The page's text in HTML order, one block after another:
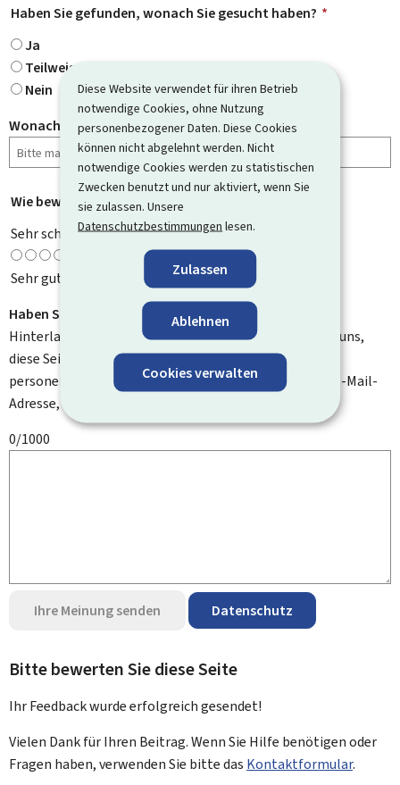
Diese Website verwendet für ihren Betrieb
notwendige Cookies, ohne Nutzung
personenbezogener Daten. Diese Cookies
können nicht abgelehnt werden. Nicht
notwendige Cookies werden zu statistischen
Zwecken benutzt und nur aktiviert, wenn Sie
sie zulassen. Unsere
Datenschutzbestimmungen lesen.
Zulassen
Ablehnen
Cookies verwalten
Haben Sie gefunden, wonach Sie gesucht haben? *
Ja
Teilweise
Nein
Wonach haben Sie gesucht?
Wie bewerten Sie diese Seite?
Sehr schlecht
Sehr gut
Haben Sie Verbesserungsvorschläge?
Hinterlassen Sie uns einen Kommentar und helfen Sie uns,
diese Seite zu verbessern. Bitte geben Sie keine
personenbezogenen Daten an, wie zum Beispiel Ihre E-Mail-
Adresse, Ihren Namen oder Ihre Telefonnummer.
0/1000
Ihre Meinung senden Datenschutz
Bitte bewerten Sie diese Seite
Ihr Feedback wurdeerfolgreichgesendet!
Vielen Dank für Ihren Beitrag. Wenn Sie Hilfe benötigen oder
Fragen haben, verwenden Sie bitte das Kontaktformular.